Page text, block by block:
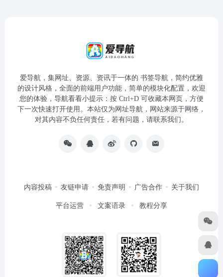
爱导航，集网址、资源、资讯于一体的 书签导航，简约优雅
的设计风格，全面的前端用户功能，简单的模块化配置，欢迎
您的体验，导航看看小提示：按 Ctrl+D 可收藏本网页，方便
下一次快速打开使用。本站仅为网址导航，网站来源于网络，
对其内容不负任何责任，若有问题，请联系我们。
内容投稿 友链申请 免责声明 广告合作 关于我们
平台运营 文案语录 教程分享